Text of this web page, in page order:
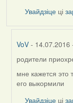
Увайдзіце ці
VoV - 14.07.2016
In
reply
to
родители
мне кажется это
его выкормили
Увайдзіце ці